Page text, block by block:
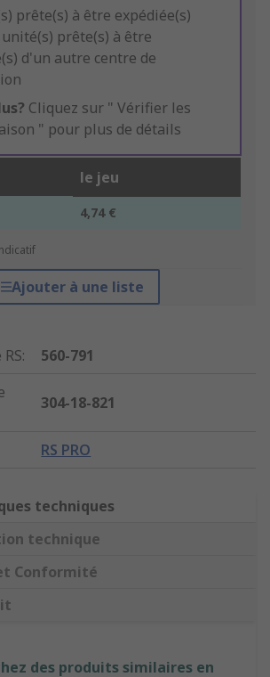
prête(s) à être expédiée(s)
unité(s) prête(s) à être
d'un autre centre de
Cliquez sur " Vérifier les
" pour plus de détails
le jeu
4,74 €
Ajouter à une liste
:
560-791
304-18-821
RS PRO
techniques
technique
Conformité
des produits similaires en